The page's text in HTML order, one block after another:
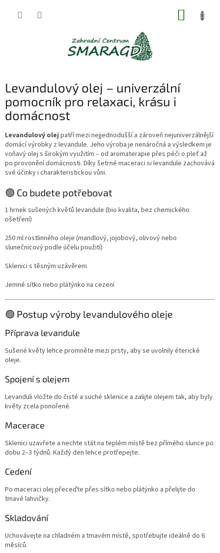
Levandulový olej – univerzální
pomocník pro relaxaci, krásu i
domácnost
Levandulový olej patří mezi nejjednodušší a zároveň nejuniverzálnější
domácí výrobky z levandule. Jeho výroba je nenáročná a výsledkem je
voňavý olej s širokým využitím – od aromaterapie přes péči o pleť až
po provonění domácnosti. Díky šetrné maceraci si levandule zachovává
své účinky i charakteristickou vůni.
🟢 Co budete potřebovat
1 hrnek sušených květů levandule (bio kvalita, bez chemického
ošetření)
250 ml rostlinného oleje (mandlový, jojobový, olivový nebo
slunečnicový podle účelu použití)
Sklenici s těsným uzávěrem
Jemné sítko nebo plátýnko na cezení
🟢 Postup výroby levandulového oleje
Příprava levandule
Sušené květy lehce promněte mezi prsty, aby se uvolnily éterické
oleje.
Spojení s olejem
Levanduli vložte do čisté a suché sklenice a zalijte olejem tak, aby byly
květy zcela ponořené.
Macerace
Sklenici uzavřete a nechte stát na teplém místě bez přímého slunce po
dobu 2–3 týdnů. Každý den lehce protřepejte.
Cedení
Po maceraci olej přeceďte přes sítko nebo plátýnko a přelijte do
tmavé lahvičky.
Skladování
Uchovávejte na chladném a tmavém místě, spotřebujte ideálně do 6
měsíců.